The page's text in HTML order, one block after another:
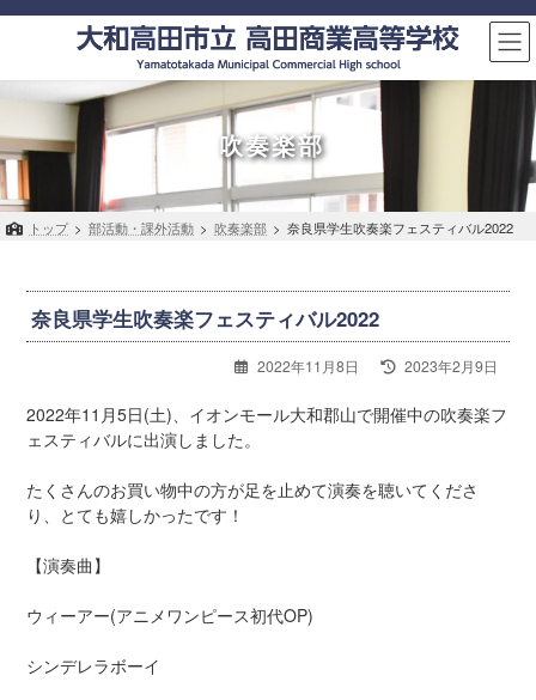
コ
ン
へ
ス
キ
ッ
プ
ナ
ー
ョ
ン
に
移
動
吹奏楽部
トップ > 部活動・課外活動 > 吹奏楽部 > 奈良県学生吹奏楽フェスティバル2022
奈良県学生吹奏楽フェスティバル2022
2022年11月8日
最
更
新
:
2023年2月9日
2022年11月5日(土)、イオンモール大和郡山で開催中の吹奏楽フ
ェスティバルに出演しました。
たくさんのお買い物中の方が足を止めて演奏を聴いてくださ
り、とても嬉しかったです！
【演奏曲】
ウィーアー(アニメワンピース初代OP)
シンデレラボーイ